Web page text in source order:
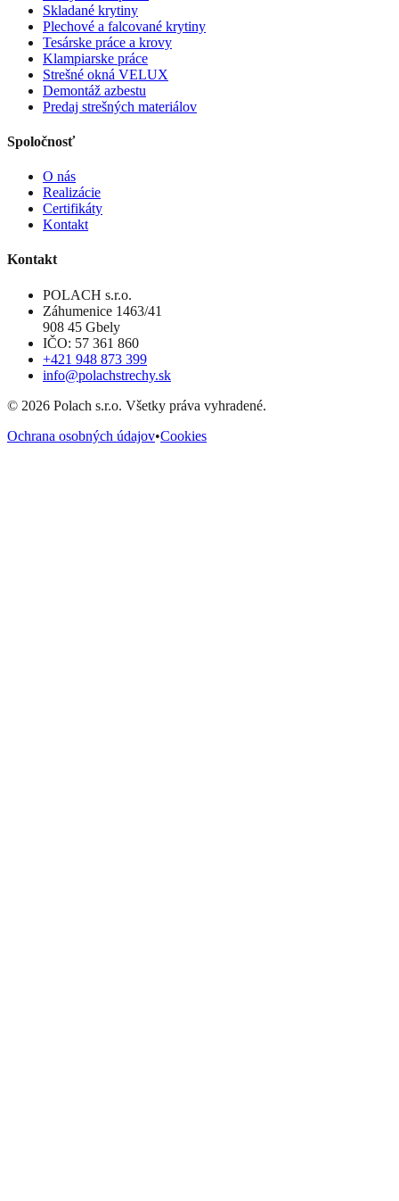
Skladané krytiny
Plechové a falcované krytiny
Tesárske práce a krovy
Klampiarske práce
Strešné okná VELUX
Demontáž azbestu
Predaj strešných materiálov
Spoločnosť
O nás
Realizácie
Certifikáty
Kontakt
Kontakt
POLACH s.r.o.
Záhumenice 1463/41
908 45 Gbely
IČO: 57 361 860
+421 948 873 399
info@polachstrechy.sk
© 2026 Polach s.r.o. Všetky práva vyhradené.
Ochrana osobných údajov•Cookies